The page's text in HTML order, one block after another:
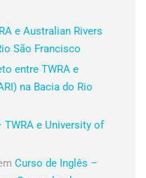
e Australian Rivers
São Francisco
entre TWRA e
na Bacia do Rio
TWRA e University of
Curso de Inglês –